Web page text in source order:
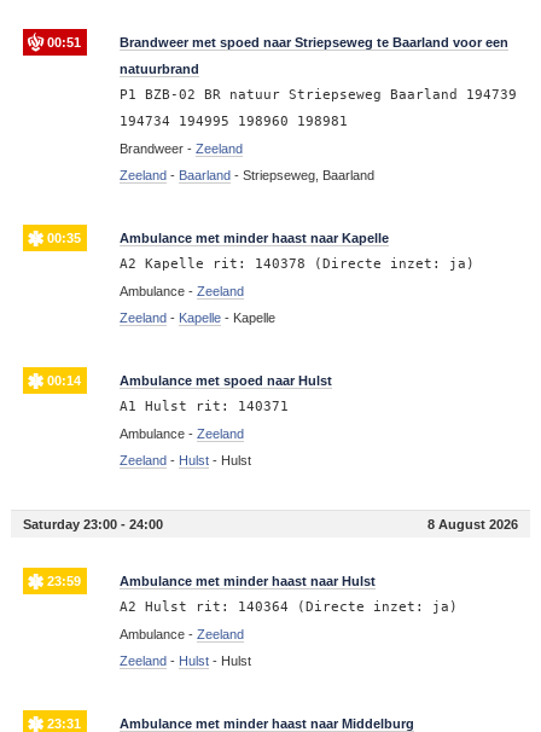
00:51
Brandweer met spoed naar Striepseweg te Baarland voor een
natuurbrand
P1 BZB-02 BR natuur Striepseweg Baarland 194739
194734 194995 198960 198981
Brandweer - Zeeland
Zeeland- Baarland- Striepseweg, Baarland
00:35 Ambulance met minder haast naar Kapelle
A2 Kapelle rit: 140378 (Directe inzet: ja)
Ambulance - Zeeland
Zeeland- Kapelle- Kapelle
00:14 Ambulance met spoed naar Hulst
A1 Hulst rit: 140371
Ambulance - Zeeland
Zeeland- Hulst- Hulst
Saturday 23:00 - 24:00 8 August 2026
23:59 Ambulance met minder haast naar Hulst
A2 Hulst rit: 140364 (Directe inzet: ja)
Ambulance - Zeeland
Zeeland- Hulst- Hulst
23:31 Ambulance met minder haast naar Middelburg